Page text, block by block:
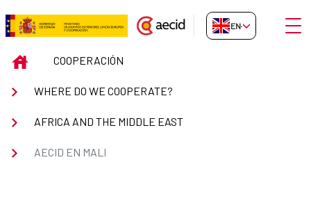
Skip to Main Content
AECID en Mali
EN-GB
INICIOCOOPERACIÓN
WHERE DO WE COOPERATE?
AFRICA AND THE MIDDLE EAST
AECID EN MALI